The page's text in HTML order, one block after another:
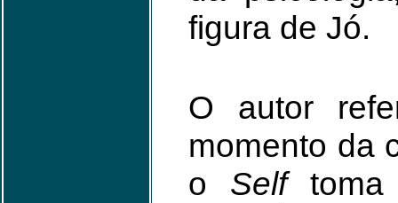
figura de Jó.
O autor
momento da
o Selftoma